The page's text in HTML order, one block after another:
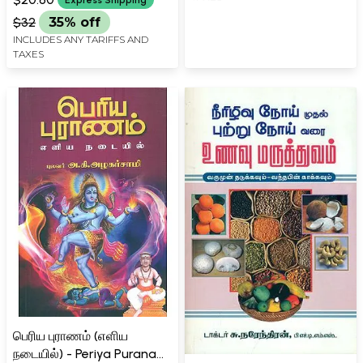
of Jupiter? (Tamil)
$32 35% off
INCLUDES ANY TARIFFS AND
TAXES
பெரிய புராணம் (எளிய
நடையில்) - Periya Puranam